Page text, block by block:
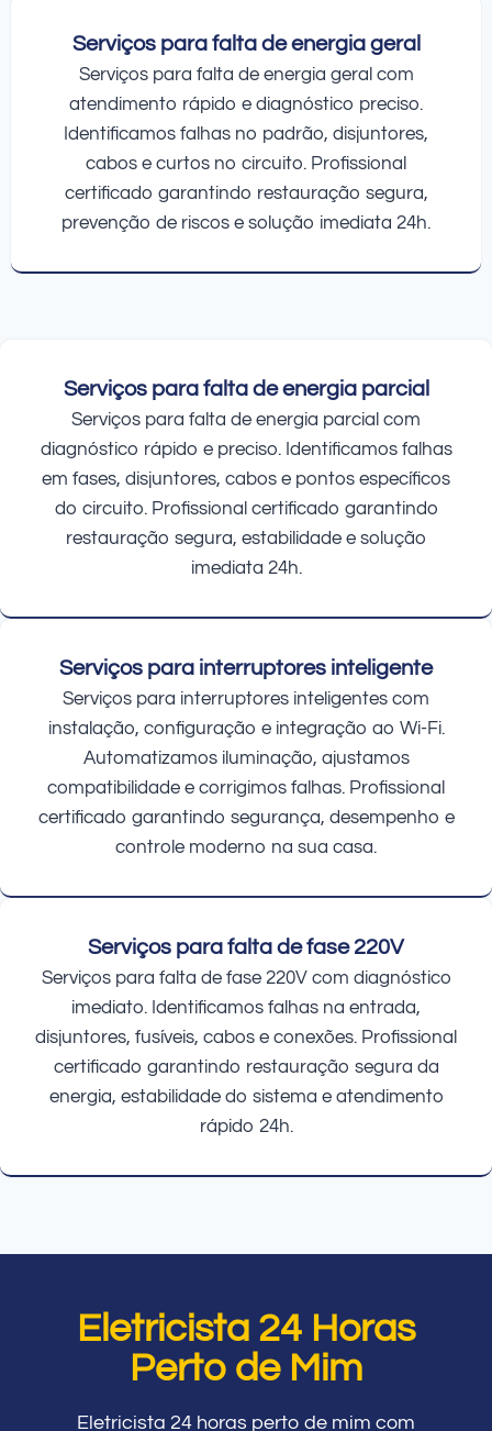
Serviços para falta de energia geral
Serviços para falta de energia geral com
atendimento rápido e diagnóstico preciso.
Identificamos falhas no padrão, disjuntores,
cabos e curtos no circuito. Profissional
certificado garantindo restauração segura,
prevenção de riscos e solução imediata 24h.
Serviços para falta de energia parcial
Serviços para falta de energia parcial com
diagnóstico rápido e preciso. Identificamos falhas
em fases, disjuntores, cabos e pontos específicos
do circuito. Profissional certificado garantindo
restauração segura, estabilidade e solução
imediata 24h.
Serviços para interruptores inteligente
Serviços para interruptores inteligentes com
instalação, configuração e integração ao Wi-Fi.
Automatizamos iluminação, ajustamos
compatibilidade e corrigimos falhas. Profissional
certificado garantindo segurança, desempenho e
controle moderno na sua casa.
Serviços para falta de fase 220V
Serviços para falta de fase 220V com diagnóstico
imediato. Identificamos falhas na entrada,
disjuntores, fusíveis, cabos e conexões. Profissional
certificado garantindo restauração segura da
energia, estabilidade do sistema e atendimento
rápido 24h.
Eletricista 24 Horas
Perto de Mim
Eletricista 24 horas perto de mim com